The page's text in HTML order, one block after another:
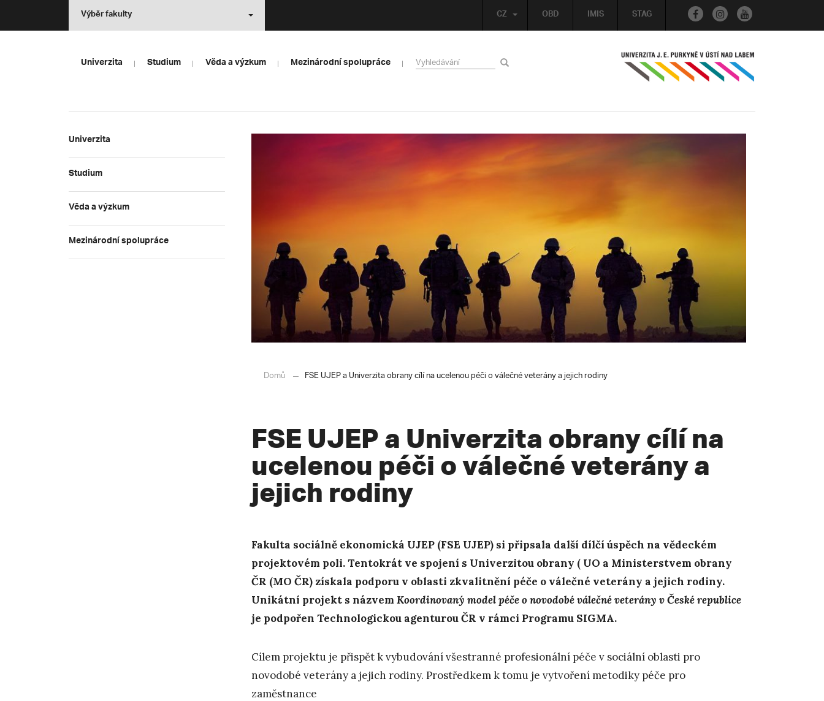
OBD IMIS STAG
CZ
Výběr fakulty
Univerzita Studium Věda a výzkum Mezinárodní spolupráce
Univerzita
Studium
Věda a výzkum
Mezinárodní spolupráce
Domů FSE UJEP a Univerzita obrany cílí na ucelenou péči o válečné veterány a jejich rodiny
FSE UJEP a Univerzita obrany cílí na
ucelenou péči o válečné veterány a
jejich rodiny
Fakulta sociálně ekonomická UJEP (FSE UJEP) si připsala další dílčí úspěch na vědeckém
projektovém poli. Tentokrát ve spojení s Univerzitou obrany ( UO a Ministerstvem obrany
ČR (MO ČR) získala podporu v oblasti zkvalitnění péče o válečné veterány a jejich rodiny.
Unikátní projekt s názvem Koordinovaný model péče o novodobé válečné veterány v České republice
je podpořen Technologickou agenturou ČR v rámci Programu SIGMA.
Cílem projektu je přispět k vybudování všestranné profesionální péče v sociální oblasti pro
novodobé veterány a jejich rodiny. Prostředkem k tomu je vytvoření metodiky péče pro
zaměstnance